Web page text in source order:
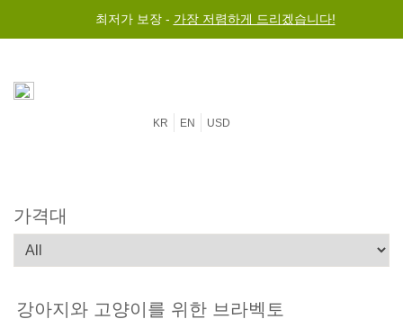
최저가 보장 - 가장 저렴하게 드리겠습니다!
KR EN USD
가격대
강아지와 고양이를 위한 브라벡토